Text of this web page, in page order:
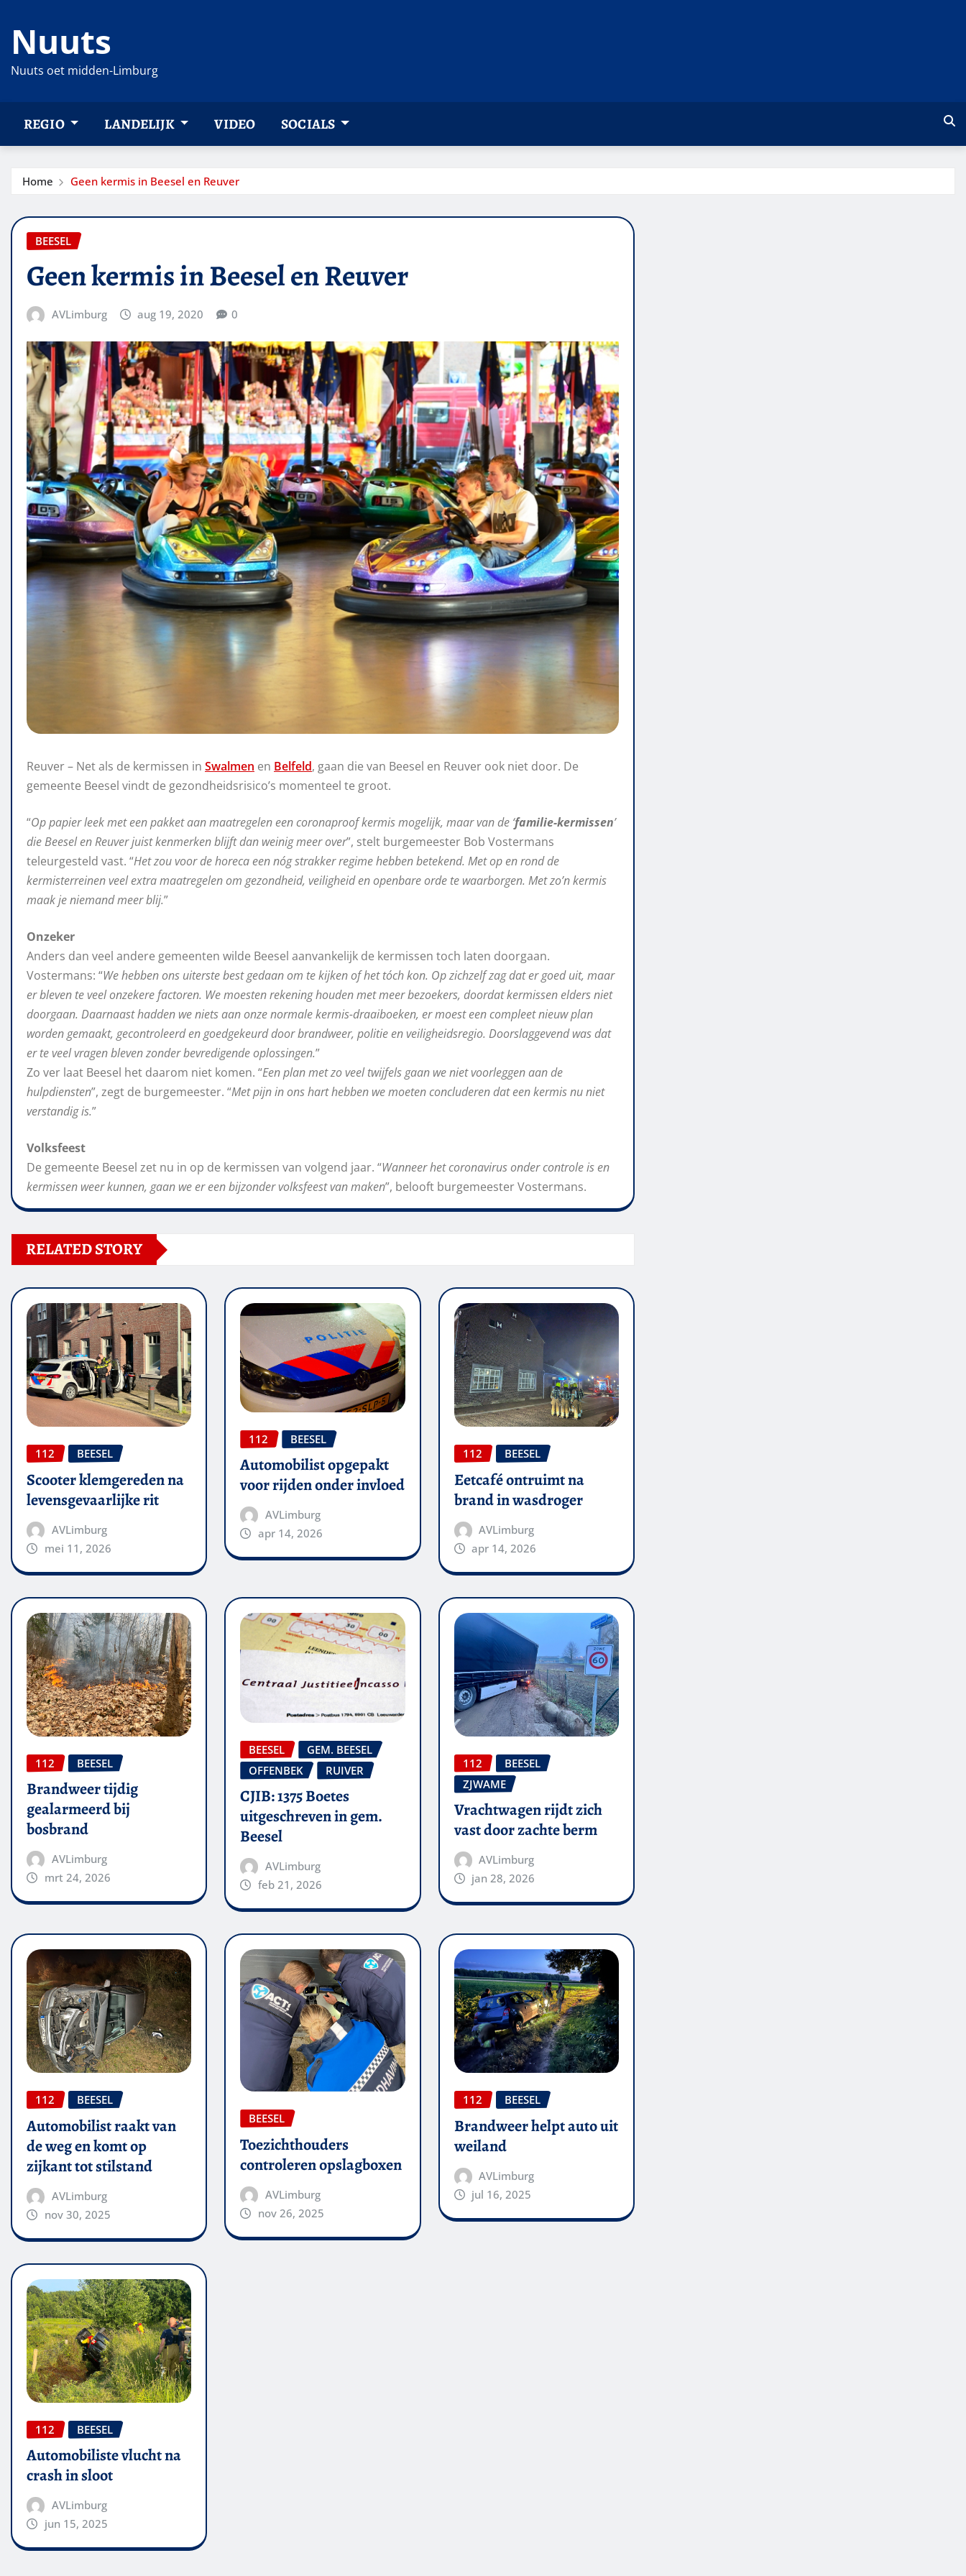
naar
inhoud
Nuuts
Nuuts oet midden-Limburg
REGIO LANDELIJK VIDEO SOCIALS
Home Geen kermis in Beesel en Reuver
BEESEL
Geen kermis in Beesel en Reuver
AVLimburg aug 19, 2020 0
Reuver – Net als de kermissen in Swalmen en Belfeld, gaan die van Beesel en Reuver ook niet door. De
gemeente Beesel vindt de gezondheidsrisico’s momenteel te groot.
“Op papier leek met een pakket aan maatregelen een coronaproof kermis mogelijk, maar van de ‘familie-kermissen’
die Beesel en Reuver juist kenmerken blijft dan weinig meer over”, stelt burgemeester Bob Vostermans
teleurgesteld vast. “Het zou voor de horeca een nóg strakker regime hebben betekend. Met op en rond de
kermisterreinen veel extra maatregelen om gezondheid, veiligheid en openbare orde te waarborgen. Met zo’n kermis
maak je niemand meer blij.”
Onzeker
Anders dan veel andere gemeenten wilde Beesel aanvankelijk de kermissen toch laten doorgaan.
Vostermans: “We hebben ons uiterste best gedaan om te kijken of het tóch kon. Op zichzelf zag dat er goed uit, maar
er bleven te veel onzekere factoren. We moesten rekening houden met meer bezoekers, doordat kermissen elders niet
doorgaan. Daarnaast hadden we niets aan onze normale kermis-draaiboeken, er moest een compleet nieuw plan
worden gemaakt, gecontroleerd en goedgekeurd door brandweer, politie en veiligheidsregio. Doorslaggevend was dat
er te veel vragen bleven zonder bevredigende oplossingen.”
Zo ver laat Beesel het daarom niet komen. “Een plan met zo veel twijfels gaan we niet voorleggen aan de
hulpdiensten”, zegt de burgemeester. “Met pijn in ons hart hebben we moeten concluderen dat een kermis nu niet
verstandig is.”
Volksfeest
De gemeente Beesel zet nu in op de kermissen van volgend jaar. “Wanneer het coronavirus onder controle is en
kermissen weer kunnen, gaan we er een bijzonder volksfeest van maken”, belooft burgemeester Vostermans.
RELATED STORY
112 BEESEL
Scooter klemgereden na
levensgevaarlijke rit
AVLimburg
mei 11, 2026
112 BEESEL
Automobilist opgepakt
voor rijden onder invloed
AVLimburg
apr 14, 2026
112 BEESEL
Eetcafé ontruimt na
brand in wasdroger
AVLimburg
apr 14, 2026
112 BEESEL
Brandweer tijdig
gealarmeerd bij
bosbrand
AVLimburg
mrt 24, 2026
BEESEL
GEM. BEESEL
OFFENBEK
RUIVER
CJIB: 1375 Boetes
uitgeschreven in gem.
Beesel
AVLimburg
feb 21, 2026
112
BEESEL
ZJWAME
Vrachtwagen rijdt zich
vast door zachte berm
AVLimburg
jan 28, 2026
112 BEESEL
Automobilist raakt van
de weg en komt op
zijkant tot stilstand
AVLimburg
nov 30, 2025
BEESEL
Toezichthouders
controleren opslagboxen
AVLimburg
nov 26, 2025
112 BEESEL
Brandweer helpt auto uit
weiland
AVLimburg
jul 16, 2025
112 BEESEL
Automobiliste vlucht na
crash in sloot
AVLimburg
jun 15, 2025